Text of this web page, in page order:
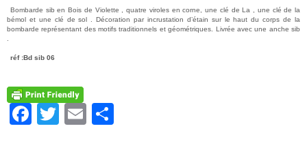
Bombarde sib en Bois de Violette , quatre viroles en corne, une clé de La , une clé de la
bémol et une clé de sol . Décoration par incrustation d’étain sur le haut du corps de la
bombarde représentant des motifs traditionnels et géométriques. Livrée avec une anche sib
réf :Bd sib 06
Fa T
E